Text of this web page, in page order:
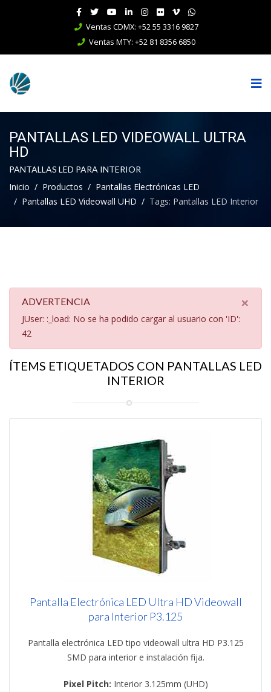
Ventas CDMX: +52 55 3316 9827
Ventas MTY: +52 81 8356 6850
PANTALLAS LED VIDEOWALL ULTRA
HD
PANTALLAS LED PARA INTERIOR
Inicio Productos
Pantallas Electrónicas LED
Pantallas LED Videowall UHD
Tags: Pantallas LED Interior
×
ADVERTENCIA
JUser: :_load: No se ha podido cargar al usuario con 'ID':
42
ÍTEMS ETIQUETADOS CON PANTALLAS LED
INTERIOR
Pantalla Electrónica LED Ultra HD Videowall
para Interior P3.125
Pantalla electrónica LED tipo videowall ultra HD P3.125
SMD para interior e instalación fija.
Pixel Pitch: Interior 3.125mm (UHD)